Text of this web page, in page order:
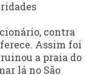
contra
Assim foi
a praia do
lá no São